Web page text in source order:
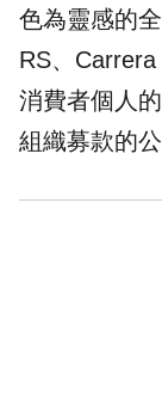
色為靈感的
RS、
消費者個人
組織募款的公